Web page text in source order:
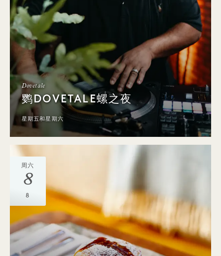
Dovetale
鹦DOVETALE螺之夜
星期五和星期六
周六
8
8